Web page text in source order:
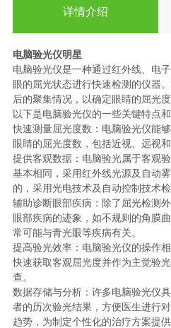
详情介绍
电脑验光仪明星
电脑验光仪是一种通过红外线、电
眼的屈光状态进行快速检测的仪器
后的聚集情况，以确定眼睛的屈光
以下是电脑验光仪的一些关键特点和
快速测量屈光度数：电脑验光仪能
眼睛的屈光度数，包括近视、远视和
提供客观数据：电脑验光属于客观
基本相同，采用红外线光源及自动
的，采用光电技术及自动控制技术检
辅助诊断眼部疾病：除了屈光检测
眼部疾病的迹象，如不规则的角膜
常可能与青光眼等疾病有关。
提高验光效率：电脑验光仪的操作
快速获取客观屈光度并作为主觉验
查。
数据存储与分析：许多电脑验光仪
者的历次验光结果，方便医生进行
趋势，为制定个性化的治疗方案提供